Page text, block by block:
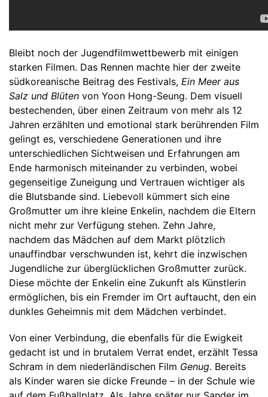
Bleibt noch der Jugendfilmwettbewerb mit einigen
starken Filmen. Das Rennen machte hier der zweite
südkoreanische Beitrag des Festivals, Ein Meer aus
Salz und Blüten von Yoon Hong-Seung. Dem visuell
bestechenden, über einen Zeitraum von mehr als 12
Jahren erzählten und emotional stark berührenden Film
gelingt es, verschiedene Generationen und ihre
unterschiedlichen Sichtweisen und Erfahrungen am
Ende harmonisch miteinander zu verbinden, wobei
gegenseitige Zuneigung und Vertrauen wichtiger als
die Blutsbande sind. Liebevoll kümmert sich eine
Großmutter um ihre kleine Enkelin, nachdem die Eltern
nicht mehr zur Verfügung stehen. Zehn Jahre,
nachdem das Mädchen auf dem Markt plötzlich
unauffindbar verschwunden ist, kehrt die inzwischen
Jugendliche zur überglücklichen Großmutter zurück.
Diese möchte der Enkelin eine Zukunft als Künstlerin
ermöglichen, bis ein Fremder im Ort auftaucht, den ein
dunkles Geheimnis mit dem Mädchen verbindet.
Von einer Verbindung, die ebenfalls für die Ewigkeit
gedacht ist und in brutalem Verrat endet, erzählt Tessa
Schram in dem niederländischen Film Genug. Bereits
als Kinder waren sie dicke Freunde – in der Schule wie